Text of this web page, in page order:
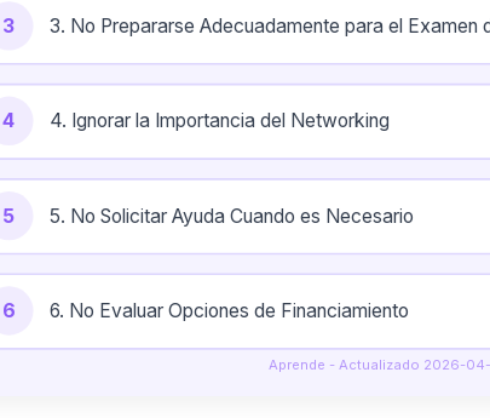
3 3. No Prepararse Adecuadamente para el Examen
4 4. Ignorar la Importancia del Networking
5 5. No Solicitar Ayuda Cuando es Necesario
6 6. No Evaluar Opciones de Financiamiento
Aprende - Actualizado 2026-